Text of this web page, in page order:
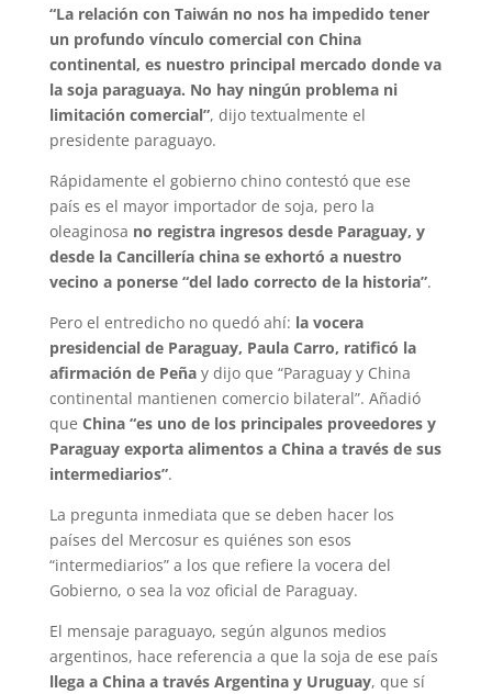
“La relación con Taiwán no nos ha impedido tener
un profundo vínculo comercial con China
continental, es nuestro principal mercado donde va
la soja paraguaya. No hay ningún problema ni
limitación comercial”, dijo textualmente el
presidente paraguayo.
Rápidamente el gobierno chino contestó que ese
país es el mayor importador de soja, pero la
oleaginosa no registra ingresos desde Paraguay, y
desde la Cancillería china se exhortó a nuestro
vecino a ponerse “del lado correcto de la historia”.
Pero el entredicho no quedó ahí: la vocera
presidencial de Paraguay, Paula Carro, ratificó la
afirmación de Peñay dijo que “Paraguay y China
continental mantienen comercio bilateral”. Añadió
que China “es uno de los principales proveedores y
Paraguay exporta alimentos a China a través de sus
intermediarios”.
La pregunta inmediata que se deben hacer los
países del Mercosur es quiénes son esos
“intermediarios” a los que refiere la vocera del
Gobierno, o sea la voz oficial de Paraguay.
El mensaje paraguayo, según algunos medios
argentinos, hace referencia a que la soja de ese país
llega a China a través Argentina y Uruguay, que sí